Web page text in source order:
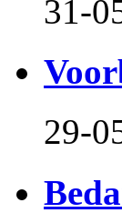
31-
29-